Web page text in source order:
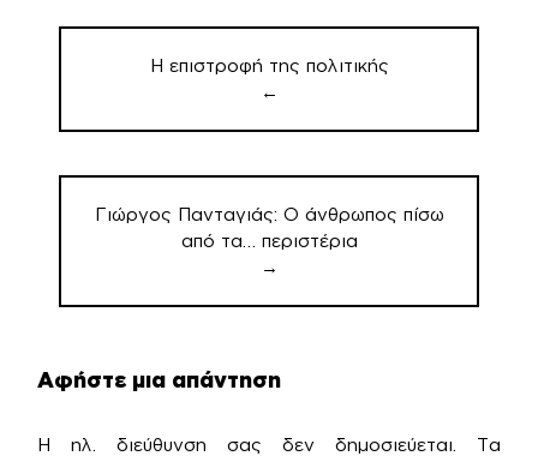
Πλοήγηση
Η επιστροφή της πολιτικής
←
Γιώργος Πανταγιάς: Ο άνθρωπος πίσω
από τα… περιστέρια
→
Αφήστε μια απάντηση
Η ηλ. διεύθυνση σας δεν δημοσιεύεται.
Τα